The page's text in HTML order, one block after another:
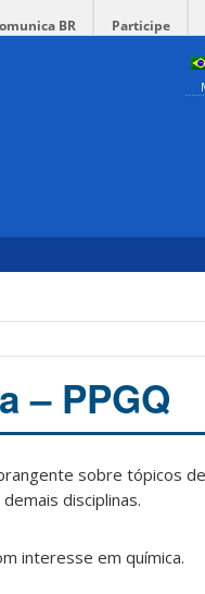
BR Participe
– PPGQ
sobre tópicos
disciplinas.
interesse em química.